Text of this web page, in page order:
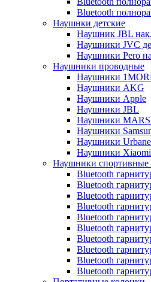
Bluetooth
Наушнки детские
Наушник JBL
Наушники JVC
Наушники Pero
Наушники проводные
Наушники
Наушники AKG
Наушники Apple
Наушники JBL
Наушники
Наушники
Наушники
Наушники Xiaomi
Наушники спортивные
Bluetooth
Bluetooth
Bluetooth
Bluetooth
Bluetooth
Bluetooth
Bluetooth
Bluetooth
Bluetooth
Bluetooth